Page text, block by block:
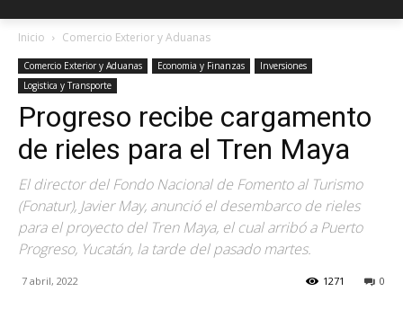
Inicio Comercio Exterior y Aduanas
Comercio Exterior y Aduanas Economia y Finanzas
Inversiones
Logistica y Transporte
Progreso recibe cargamento
de rieles para el Tren Maya
El director del Fondo Nacional de Fomento al Turismo
(Fonatur), Javier May, anunció el desembarco de rieles
para el proyecto del Tren Maya, el cual arribó a Puerto
Progreso, Yucatán, la tarde del pasado martes.
7 abril, 2022 0
1271